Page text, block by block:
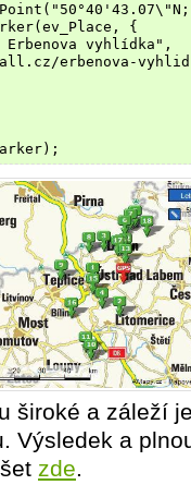
{
vyhlídka",
erbenova-
široké a záleží
Výsledek a
zde.